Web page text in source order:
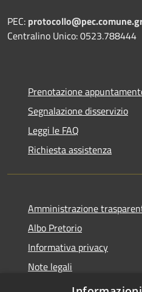
PEC:
Centralino Unico: 0523.788444
Prenotazione
Segnalazione disservizio
Leggi le FAQ
Richiesta assistenza
Amministrazione
Albo Pretorio
Informativa privacy
Note legali
Dichiarazione di accessibilità